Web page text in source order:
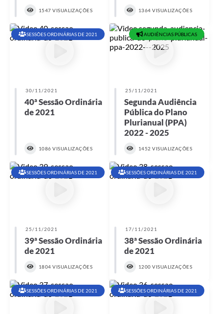
1547 VISUALIZAÇÕES 1364 VISUALIZAÇÕES
SESSÕES ORDINÁRIAS DE 2021
30/11/2021
40ª Sessão Ordinária
de 2021
1086 VISUALIZAÇÕES
AUDIÊNCIAS PÚBLICAS
25/11/2021
Segunda Audiência
Pública do Plano
Plurianual (PPA)
2022 - 2025
1452 VISUALIZAÇÕES
SESSÕES ORDINÁRIAS DE 2021
25/11/2021
39ª Sessão Ordinária
de 2021
1804 VISUALIZAÇÕES
SESSÕES ORDINÁRIAS DE 2021
17/11/2021
38ª Sessão Ordinária
de 2021
1200 VISUALIZAÇÕES
SESSÕES ORDINÁRIAS DE 2021 SESSÕES ORDINÁRIAS DE 2021